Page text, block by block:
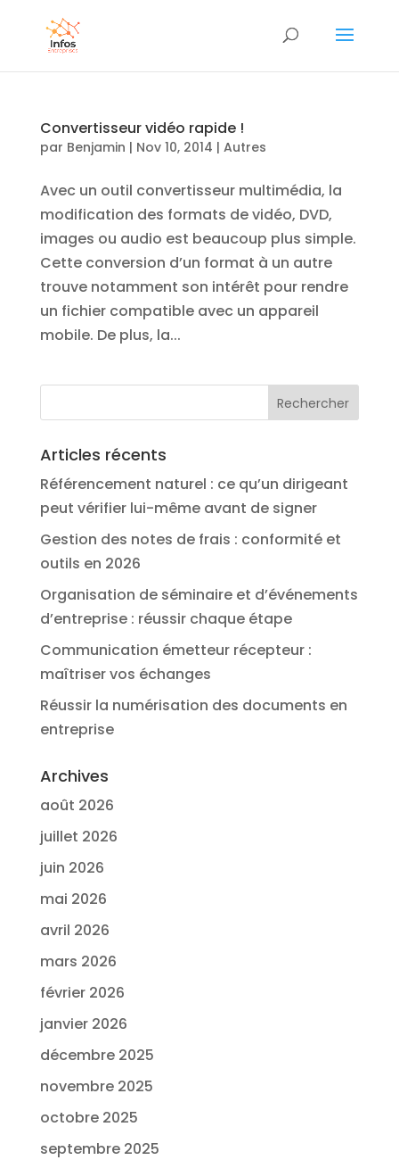
Convertisseur vidéo rapide !
par Benjamin | Nov 10, 2014 | Autres
Avec un outil convertisseur multimédia, la
modification des formats de vidéo, DVD,
images ou audio est beaucoup plus simple.
Cette conversion d’un format à un autre
trouve notamment son intérêt pour rendre
un fichier compatible avec un appareil
mobile. De plus, la...
Articles récents
Référencement naturel : ce qu’un dirigeant
peut vérifier lui-même avant de signer
Gestion des notes de frais : conformité et
outils en 2026
Organisation de séminaire et d’événements
d’entreprise : réussir chaque étape
Communication émetteur récepteur :
maîtriser vos échanges
Réussir la numérisation des documents en
entreprise
Archives
août 2026
juillet 2026
juin 2026
mai 2026
avril 2026
mars 2026
février 2026
janvier 2026
décembre 2025
novembre 2025
octobre 2025
septembre 2025